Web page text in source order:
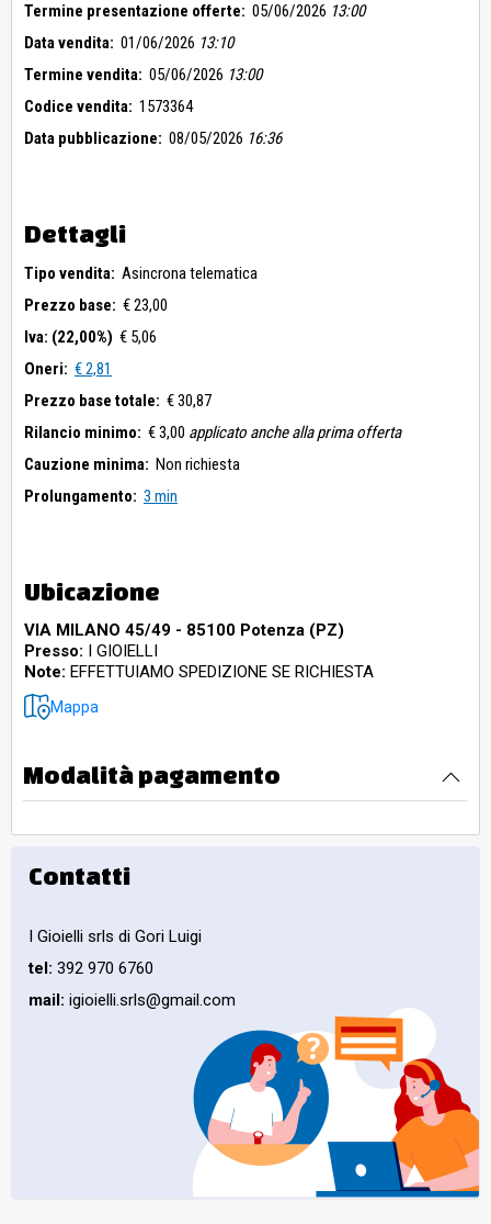
Termine presentazione offerte: 05/06/2026 13:00
Data vendita: 01/06/2026 13:10
Termine vendita: 05/06/2026 13:00
Codice vendita: 1573364
Data pubblicazione: 08/05/2026 16:36
Dettagli
Tipo vendita: Asincrona telematica
Prezzo base: € 23,00
Iva: (22,00%) € 5,06
Oneri: € 2,81
Prezzo base totale: € 30,87
Rilancio minimo: € 3,00 applicato anche alla prima offerta
Cauzione minima: Non richiesta
Prolungamento: 3 min
Ubicazione
VIA MILANO 45/49 - 85100 Potenza (PZ)
Presso: I GIOIELLI
Note: EFFETTUIAMO SPEDIZIONE SE RICHIESTA
Mappa
Modalità pagamento
Contatti
I Gioielli srls di Gori Luigi
tel: 392 970 6760
mail: igioielli.srls@gmail.com